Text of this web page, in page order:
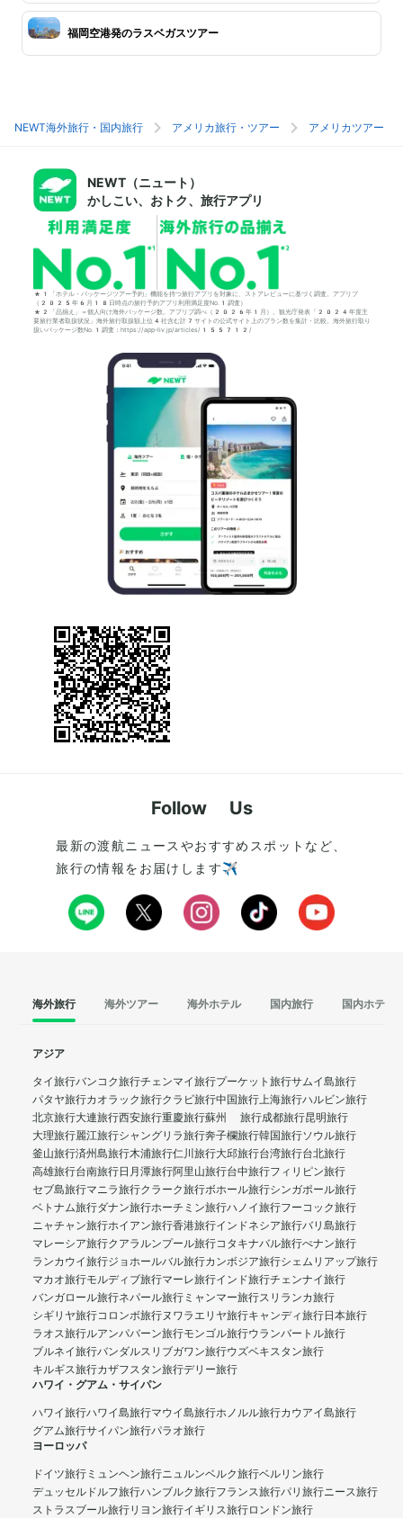
福岡空港発のラスベガスツアー
NEWT海外旅行・国内旅行 アメリカ旅行・ツアー アメリカツアー
NEWT（ニュート）
かしこい、おトク、旅行アプリ
*1「ホテル・パッケージツアー予約」機能を持つ旅行アプリを対象に、ストアレビューに基づく調査。アプリブ
（2025年6月18日時点の旅行予約アプリ利用満足度No.1調査）
*2「品揃え」＝個人向け海外パッケージ数。アプリブ調べ（2026年1月）。観光庁発表「2024年度主
要旅行業者取扱状況」海外旅行取扱額上位4社含む計7サイトの公式サイト上のプラン数を集計・比較。海外旅行取り
扱いパッケージ数No.1調査：https://app-liv.jp/articles/155712/
Follow Us
最新の渡航ニュースやおすすめスポットなど、
旅行の情報をお届けします✈️
海外旅行 海外ツアー 海外ホテル 国内旅行 国内ホテル
アジア
タイ旅行バンコク旅行チェンマイ旅行プーケット旅行サムイ島旅行
パタヤ旅行カオラック旅行クラビ旅行中国旅行上海旅行ハルビン旅行
北京旅行大連旅行西安旅行重慶旅行蘇州 旅行成都旅行昆明旅行
大理旅行麗江旅行シャングリラ旅行奔子欄旅行韓国旅行ソウル旅行
釜山旅行済州島旅行木浦旅行仁川旅行大邱旅行台湾旅行台北旅行
高雄旅行台南旅行日月潭旅行阿里山旅行台中旅行フィリピン旅行
セブ島旅行マニラ旅行クラーク旅行ボホール旅行シンガポール旅行
ベトナム旅行ダナン旅行ホーチミン旅行ハノイ旅行フーコック旅行
ニャチャン旅行ホイアン旅行香港旅行インドネシア旅行バリ島旅行
マレーシア旅行クアラルンプール旅行コタキナバル旅行ぺナン旅行
ランカウイ旅行ジョホールバル旅行カンボジア旅行シェムリアップ旅行
マカオ旅行モルディブ旅行マーレ旅行インド旅行チェンナイ旅行
バンガロール旅行ネパール旅行 ミャンマー旅行スリランカ旅行
シギリヤ旅行コロンボ旅行ヌワラエリヤ旅行キャンディ旅行日本旅行
ラオス旅行ルアンパバーン旅行モンゴル旅行ウランバートル旅行
ブルネイ旅行バンダルスリブガワン旅行ウズベキスタン旅行
キルギス旅行カザフスタン旅行デリー旅行
ハワイ・グアム・サイパン
ハワイ旅行ハワイ島旅行マウイ島旅行ホノルル旅行カウアイ島旅行
グアム旅行サイパン旅行パラオ旅行
ヨーロッパ
ドイツ旅行 ミュンヘン旅行ニュルンベルク旅行ベルリン旅行
デュッセルドルフ旅行ハンブルク旅行フランス旅行パリ旅行ニース旅行
ストラスブール旅行リヨン旅行イギリス旅行ロンドン旅行